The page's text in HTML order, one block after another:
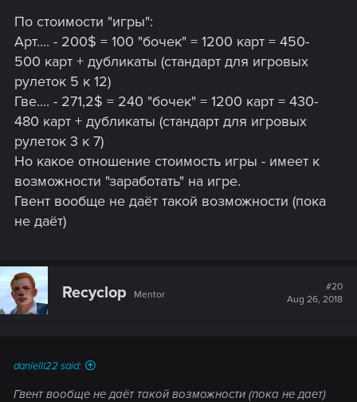
По стоимости "игры":
Арт.... - 200$ = 100 "бочек" = 1200 карт = 450-
500 карт + дубликаты (стандарт для игровых
рулеток 5 к 12)
Гве.... - 271,2$ = 240 "бочек" = 1200 карт = 430-
480 карт + дубликаты (стандарт для игровых
рулеток 3 к 7)
Но какое отношение стоимость игры - имеет к
возможности "заработать" на игре.
Гвент вообще не даёт такой возможности (пока
не даёт)
Recyclop Mentor
#20
Aug 26, 2018
danielll22 said:
Гвент вообще не даёт такой возможности (пока не дает)